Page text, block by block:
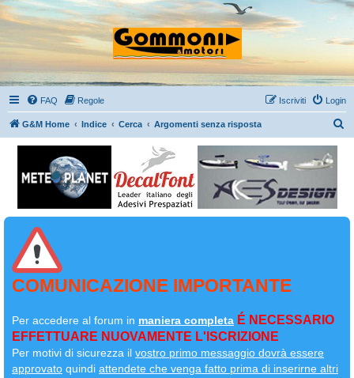
FAQ Regole Login
Iscriviti
G&M Home Indice Cerca Argomenti senza risposta
COMUNICAZIONE IMPORTANTE
Per accedere al forum in maniera completa É NECESSARIO
EFFETTUARE NUOVAMENTE L'ISCRIZIONE
Per motivi di sicurezza il vostro primo messaggio dovrà essere
approvato quindi attendete che venga fatto prima di inserirne altri